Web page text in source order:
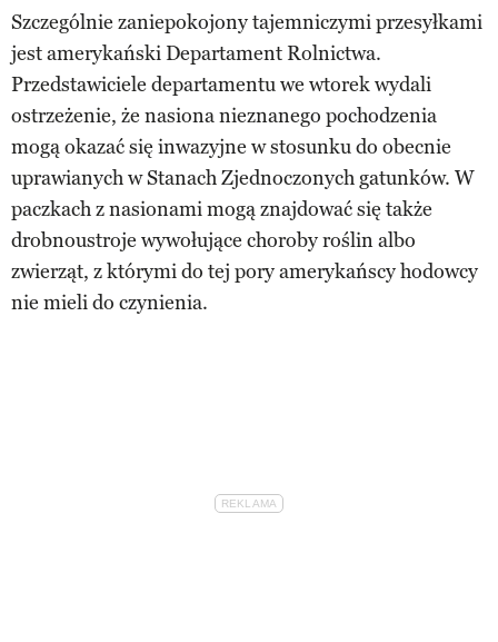
Szczególnie zaniepokojony tajemniczymi przesyłkami
jest amerykański Departament Rolnictwa.
Przedstawiciele departamentu we wtorek wydali
ostrzeżenie, że nasiona nieznanego pochodzenia
mogą okazać się inwazyjne w stosunku do obecnie
uprawianych w Stanach Zjednoczonych gatunków. W
paczkach z nasionami mogą znajdować się także
drobnoustroje wywołujące choroby roślin albo
zwierząt, z którymi do tej pory amerykańscy hodowcy
nie mieli do czynienia.